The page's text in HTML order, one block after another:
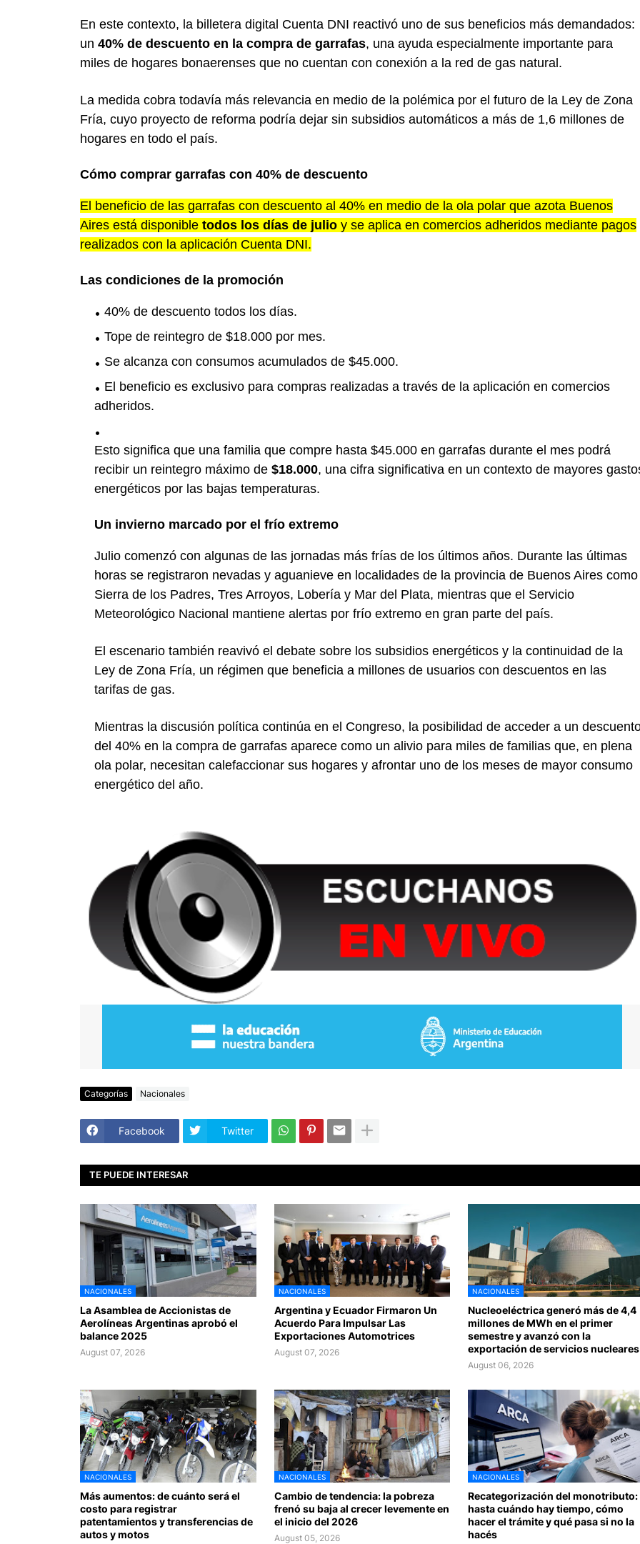
En este contexto, la billetera digital Cuenta DNI reactivó uno de sus beneficios más demandados:
un 40% de descuento en la compra de garrafas, una ayuda especialmente importante para
miles de hogares bonaerenses que no cuentan con conexión a la red de gas natural.
La medida cobra todavía más relevancia en medio de la polémica por el futuro de la Ley de Zona
Fría, cuyo proyecto de reforma podría dejar sin subsidios automáticos a más de 1,6 millones de
hogares en todo el país.
Cómo comprar garrafas con 40% de descuento
El beneficio de las garrafas con descuento al 40% en medio de la ola polar que azota Buenos
Aires está disponible todos los días de julio y se aplica en comercios adheridos mediante pagos
realizados con la aplicación Cuenta DNI.
Las condiciones de la promoción
40% de descuento todos los días.
Tope de reintegro de $18.000 por mes.
Se alcanza con consumos acumulados de $45.000.
El beneficio es exclusivo para compras realizadas a través de la aplicación en comercios
adheridos.
Esto significa que una familia que compre hasta $45.000 en garrafas durante el mes podrá
recibir un reintegro máximo de $18.000, una cifra significativa en un contexto de mayores
energéticos por las bajas temperaturas.
Un invierno marcado por el frío extremo
Julio comenzó con algunas de las jornadas más frías de los últimos años. Durante las últimas
horas se registraron nevadas y aguanieve en localidades de la provincia de Buenos Aires como
Sierra de los Padres, Tres Arroyos, Lobería y Mar del Plata, mientras que el Servicio
Meteorológico Nacional mantiene alertas por frío extremo en gran parte del país.
El escenario también reavivó el debate sobre los subsidios energéticos y la continuidad de la
Ley de Zona Fría, un régimen que beneficia a millones de usuarios con descuentos en las
tarifas de gas.
Mientras la discusión política continúa en el Congreso, la posibilidad de acceder a un
del 40% en la compra de garrafas aparece como un alivio para miles de familias que, en plena
ola polar, necesitan calefaccionar sus hogares y afrontar uno de los meses de mayor consumo
energético del año.
Categorías Nacionales
Facebook Twitter
TE PUEDE INTERESAR
NACIONALES
La Asamblea de Accionistas de
Aerolíneas Argentinas aprobó el
balance 2025
August 07, 2026
NACIONALES
Argentina y Ecuador Firmaron Un
Acuerdo Para Impulsar Las
Exportaciones Automotrices
August 07, 2026
NACIONALES
Nucleoeléctrica generó más de 4,4
millones de MWh en el primer
semestre y avanzó con la
exportación de servicios nucleares
August 06, 2026
NACIONALES
Más aumentos: de cuánto será el
costo para registrar
patentamientos y transferencias de
autos y motos
NACIONALES
Cambio de tendencia: la pobreza
frenó su baja al crecer levemente en
el inicio del 2026
August 05, 2026
NACIONALES
Recategorización del monotributo:
hasta cuándo hay tiempo, cómo
hacer el trámite y qué pasa si no la
hacés